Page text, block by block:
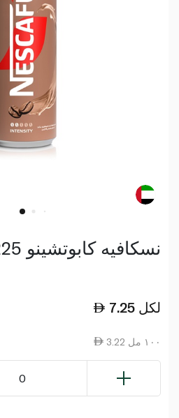
نسكافيه كابوتشينو 225 مل
7.25 لكل
3.22 ١٠٠ مل
0